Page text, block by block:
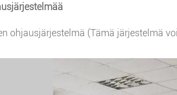
ohjausjärjestelmä (Tämä järjestelmä